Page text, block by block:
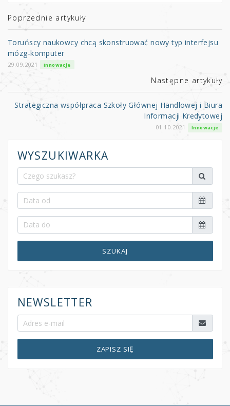
r b
o
o
k
Poprzednie artykuły
Toruńscy naukowcy chcą skonstruować nowy typ interfejsu
mózg-komputer
29.09.2021 Innowacje
Następne artykuły
Strategiczna współpraca Szkoły Głównej Handlowej i Biura
Informacji Kredytowej
01.10.2021 Innowacje
WYSZUKIWARKA
SZUKAJ
NEWSLETTER
ZAPISZ SIĘ